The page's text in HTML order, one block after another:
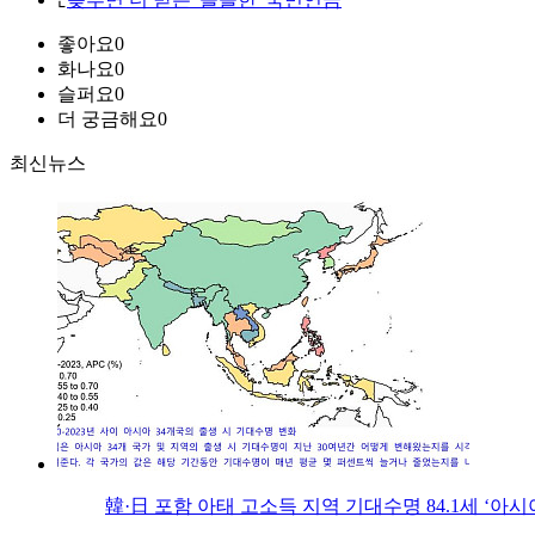
좋아요0
화나요0
슬퍼요0
더 궁금해요0
최신뉴스
韓·日 포함 아태 고소득 지역 기대수명 84.1세 ‘아시